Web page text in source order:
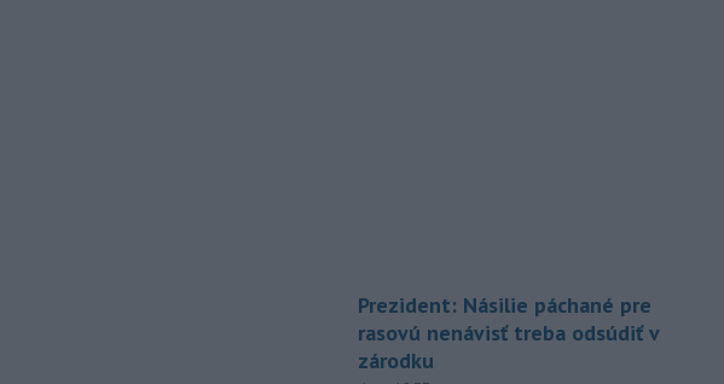
Prezident: Násilie páchané pre
rasovú nenávisť treba odsúdiť v
zárodku